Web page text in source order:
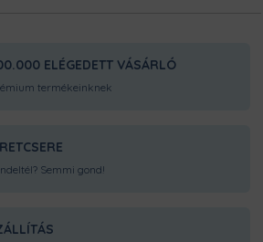
ELÉGEDETT VÁSÁRLÓ
termékeinknek
Semmi gond!